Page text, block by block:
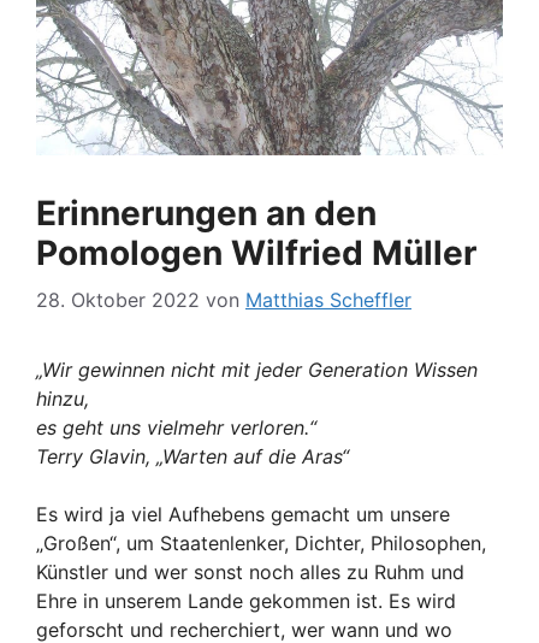
Erinnerungen an den
Pomologen Wilfried Müller
28. Oktober 2022 von Matthias Scheffler
„Wir gewinnen nicht mit jeder Generation Wissen
hinzu,
es geht uns vielmehr verloren.“
Terry Glavin, „Warten auf die Aras“
Es wird ja viel Aufhebens gemacht um unsere
„Großen“, um Staatenlenker, Dichter, Philosophen,
Künstler und wer sonst noch alles zu Ruhm und
Ehre in unserem Lande gekommen ist. Es wird
geforscht und recherchiert, wer wann und wo